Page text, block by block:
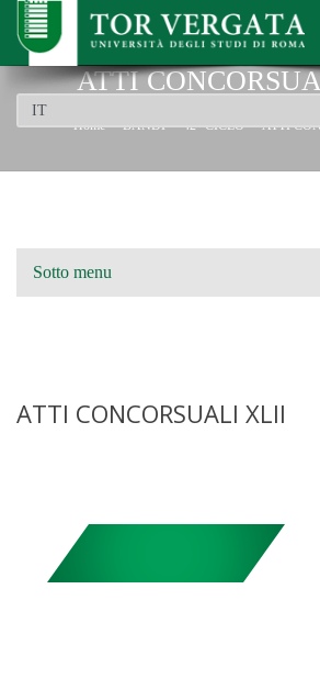
Scuola di Dottorato dell’Università
ATTI
Home BANDI 42° CICLO ATTI
Sotto menu
ATTI CONCORSUALI XLII